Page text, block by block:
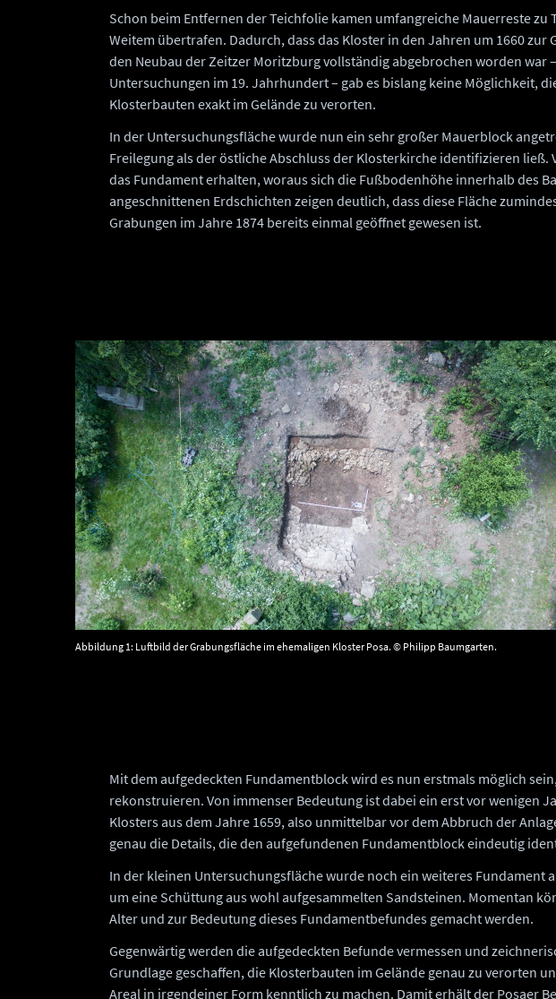
Schon beim Entfernen der Teichfolie kamen umfangreiche Mauerreste zu
Weitem übertrafen. Dadurch, dass das Kloster in den Jahren um 1660 zur
den Neubau der Zeitzer Moritzburg vollständig abgebrochen worden
Untersuchungen im 19. Jahrhundert – gab es bislang keine Möglichkeit,
Klosterbauten exakt im Gelände zu verorten.
In der Untersuchungsfläche wurde nun ein sehr großer Mauerblock
Freilegung als der östliche Abschluss der Klosterkirche identifizieren ließ.
das Fundament erhalten, woraus sich die Fußbodenhöhe innerhalb des
angeschnittenen Erdschichten zeigen deutlich, dass diese Fläche
Grabungen im Jahre 1874 bereits einmal geöffnet gewesen ist.
Abbildung 1: Luftbild der Grabungsfläche im ehemaligen Kloster Posa. © Philipp Baumgarten.
Mit dem aufgedeckten Fundamentblock wird es nun erstmals möglich
rekonstruieren. Von immenser Bedeutung ist dabei ein erst vor wenigen
Klosters aus dem Jahre 1659, also unmittelbar vor dem Abbruch der
genau die Details, die den aufgefundenen Fundamentblock eindeutig
In der kleinen Untersuchungsfläche wurde noch ein weiteres Fundament
um eine Schüttung aus wohl aufgesammelten Sandsteinen. Momentan
Alter und zur Bedeutung dieses Fundamentbefundes gemacht werden.
Gegenwärtig werden die aufgedeckten Befunde vermessen und
Grundlage geschaffen, die Klosterbauten im Gelände genau zu verorten
Areal in irgendeiner Form kenntlich zu machen. Damit erhält der Posaer